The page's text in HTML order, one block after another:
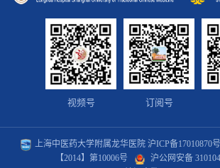
视频号 订阅号
上海中医药大学附属龙华医院 沪ICP备17010870号
【2014】第10006号
沪公网安备